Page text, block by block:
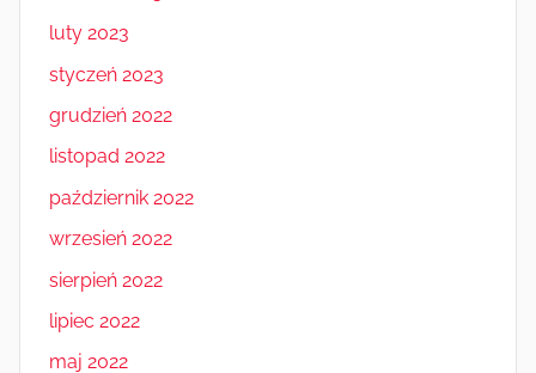
luty 2023
styczeń 2023
grudzień 2022
listopad 2022
październik 2022
wrzesień 2022
sierpień 2022
lipiec 2022
maj 2022